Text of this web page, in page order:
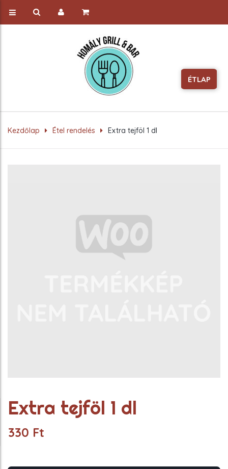
Kezdőlap Étel rendelés Extra tejföl 1 dl
Extra tejföl 1 dl
330 Ft
ÉTLAP